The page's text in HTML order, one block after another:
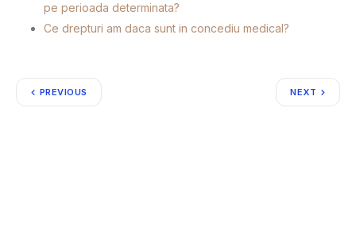
pe perioada determinata?
Ce drepturi am daca sunt in concediu medical?
PREVIOUS NEXT